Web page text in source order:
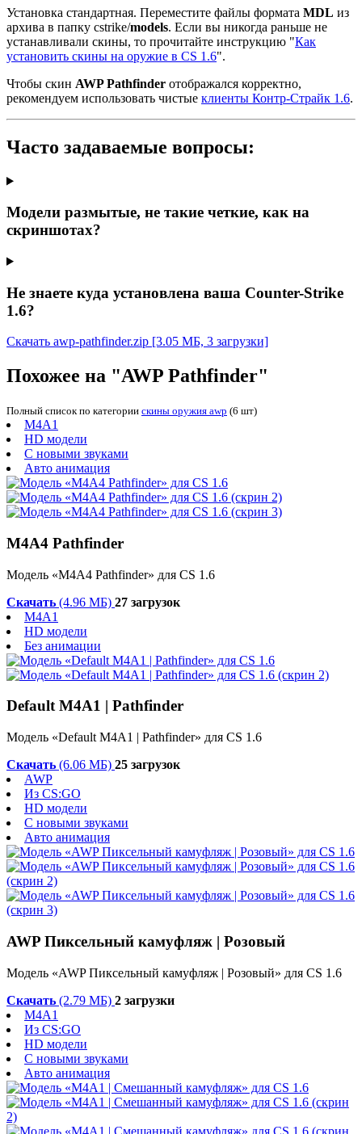
Установка стандартная. Переместите файлы формата MDL из
архива в папку cstrike/models. Если вы никогда раньше не
устанавливали скины, то прочитайте инструкцию "Как
установить скины на оружие в CS 1.6".
Чтобы скин AWP Pathfinder отображался корректно,
рекомендуем использовать чистые клиенты Контр-Страйк 1.6.
Часто задаваемые вопросы:
Модели размытые, не такие четкие, как на
скриншотах?
Не знаете куда установлена ваша Counter-Strike
1.6?
Скачать awp-pathfinder.zip [3.05 МБ, 3 загрузки]
Похожее на "AWP Pathfinder"
Полный список по категории скины оружия awp (6 шт)
M4A1
HD модели
С новыми звуками
Авто анимация
M4A4 Pathfinder
Модель «M4A4 Pathfinder» для CS 1.6
Скачать (4.96 МБ) 27 загрузок
M4A1
HD модели
Без анимации
Default M4A1 | Pathfinder
Модель «Default M4A1 | Pathfinder» для CS 1.6
Скачать (6.06 МБ) 25 загрузок
AWP
Из CS:GO
HD модели
С новыми звуками
Авто анимация
AWP Пиксельный камуфляж | Розовый
Модель «AWP Пиксельный камуфляж | Розовый» для CS 1.6
Скачать (2.79 МБ) 2 загрузки
M4A1
Из CS:GO
HD модели
С новыми звуками
Авто анимация